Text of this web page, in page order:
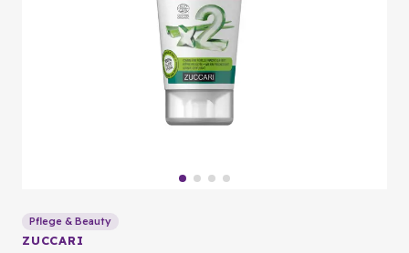
Pflege & Beauty
ZUCCARI